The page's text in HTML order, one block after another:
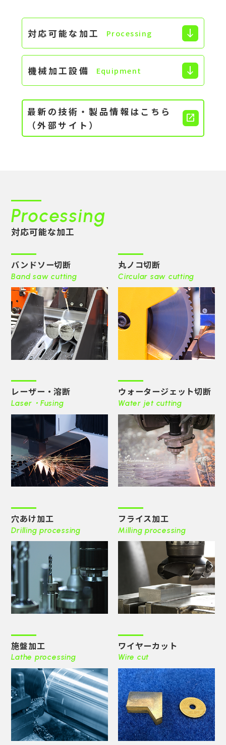
対応可能な加工 Processing south
機械加工設備 Equipment south
最新の技術・製品情報はこちら
（外部サイト）
open_in_new
Processing
対応可能な加工
バンドソー切断
Band saw cutting
丸ノコ切断
Circular saw cutting
レーザー・溶断
Laser・Fusing
ウォータージェット切断
Water jet cutting
穴あけ加工
Drilling processing
フライス加工
Milling processing
施盤加工
Lathe processing
ワイヤーカット
Wire cut